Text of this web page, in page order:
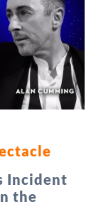
Incident
the